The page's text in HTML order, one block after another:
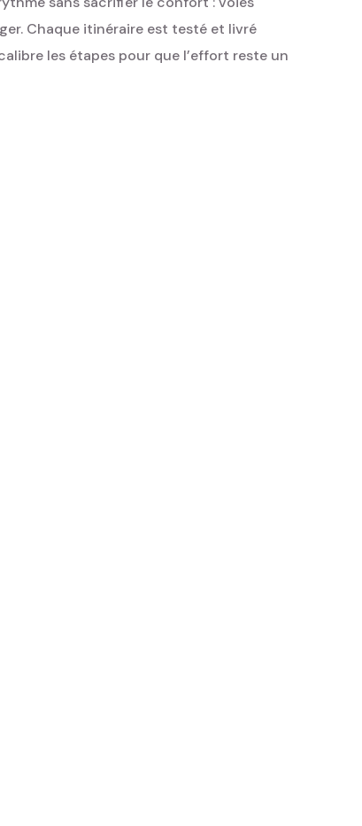
Chaque itinéraire est testé et livré
les étapes pour que l’effort reste un